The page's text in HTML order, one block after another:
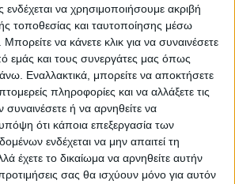
ενδέχεται να χρησιμοποιήσουμε ακριβή
τοποθεσίας και ταυτοποίησης μέσω
να κάνετε κλικ για να συναινέσετε
εμάς και τους συνεργάτες μας όπως
Εναλλακτικά, μπορείτε να αποκτήσετε
πληροφορίες και να αλλάξετε τις
συναινέσετε ή να αρνηθείτε να
ότι κάποια επεξεργασία των
ενδέχεται να μην απαιτεί τη
έχετε το δικαίωμα να αρνηθείτε αυτήν
σας θα ισχύουν μόνο για αυτόν
τον πρόεδρο του Ε.Κ.Λ